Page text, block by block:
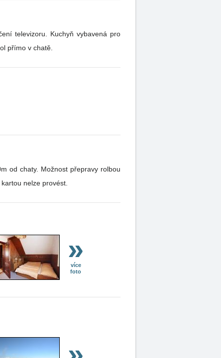
televizoru. Kuchyň vybavená pro
přímo v chatě.
od chaty. Možnost přepravy rolbou
Platby kartou nelze provést.
»
více
foto